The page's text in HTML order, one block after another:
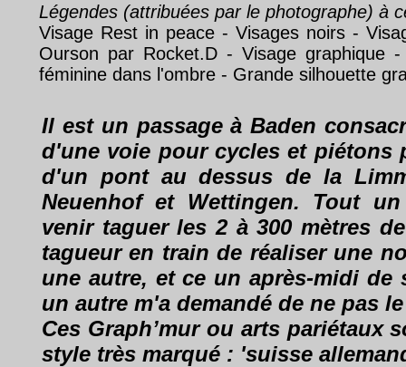
Légendes (attribuées par le photographe) à
Visage Rest in peace - Visages noirs -
Ourson par Rocket.D - Visage graphique
féminine dans l'ombre - Grande silhouette
Il est un passage à Baden
d'une voie pour cycles et piétons
d'un pont au dessus de la
Neuenhof et Wettingen. Tout
venir taguer les 2 à 300 mètres
tagueur en train de réaliser une
une autre, et ce un après-midi de
un autre m'a demandé de ne pas
Ces Graph’mur ou arts pariétaux
style très marqué : 'suisse